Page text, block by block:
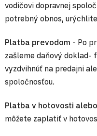
vodičovi dopravnej
potrebný obnos,
Platba prevodom - Po
zašleme daňový doklad-
vyzdvihnúť na predajni
spoločnosťou.
Platba v hotovosti
môžete zaplatiť v